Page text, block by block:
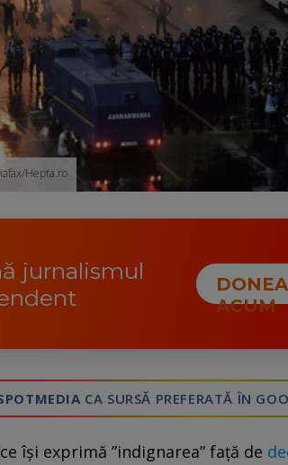
Hepta.ro
jurnalismul
ACUM
CA SURSĂ PREFERATĂ ÎN
îşi exprimă ”indignarea” faţă de